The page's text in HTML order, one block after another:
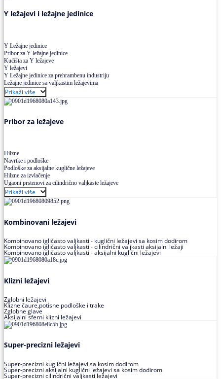
Y ležajevi i ležajne jedinice
Y Ležajne jedinice
Pribor za Y ležajne jedinice
Kućišta za Y ležajeve
Y ležajevi
Y Ležajne jedinice za prehrambenu industriju
Ležajne jedinice sa valjkastim ležajevima
Prikaži više
Pribor za ležajeve
Hilzne
Navrtke i podloške
Podloške za aksijalne kuglične ležajeve
Hilzne za izvlačenje
Ugaoni prstenovi za cilindrično valjkaste ležajeve
Prikaži više
Kombinovani ležajevi
Kombinovano igličasto valjkasti - kuglični ležajevi sa kosim dodirom
Kombinovano igličasto valjkasti - cilindrični valjkasti aksijalni ležaji
Kombinovano igličasto valjkasti - aksijalni kuglični ležajevi
Klizni ležajevi
Zglobni ležajevi
Klizne čaure,potisne podloške i trake
Zglobne glave
Aksijalni sferni klizni ležajevi
Super-precizni ležajevi
Super-precizni kuglični ležajevi sa kosim dodirom
Super-precizni aksijalni kuglični ležajevi sa kosim dodirom
Super-precizni cilindrični valjkasti ležajevi